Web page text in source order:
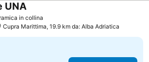
in collina
UNA
Cupra Marittima, 19.9 km da: Alba Adriatica